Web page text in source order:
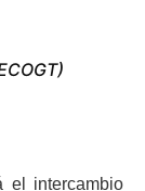
el intercambio